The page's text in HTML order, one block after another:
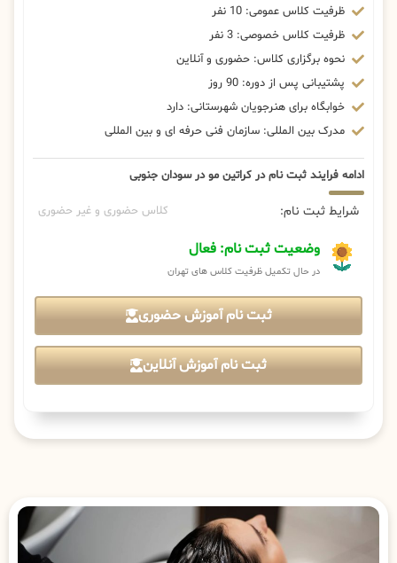
ظرفیت کلاس عمومی: 10 نفر
ظرفیت کلاس خصوصی: 3 نفر
نحوه برگزاری کلاس: حضوری و آنلاین
پشتیبانی پس از دوره: 90 روز
خوابگاه برای هنرجویان شهرستانی: دارد
مدرک بین المللی: سازمان فنی حرفه ای و بین المللی
ادامه فرایند ثبت نام در کراتین مو در سودان جنوبی
شرایط ثبت نام: کلاس حضوری و غیر حضوری
وضعیت ثبت نام: فعال
در حال تکمیل ظرفیت کلاس های تهران
ثبت نام آموزش حضوری
ثبت نام آموزش آنلاین